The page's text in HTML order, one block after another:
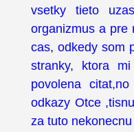
vsetky tieto
organizmus a pre
cas, odkedy som
stranky, ktora
povolena
odkazy Otce
za tuto